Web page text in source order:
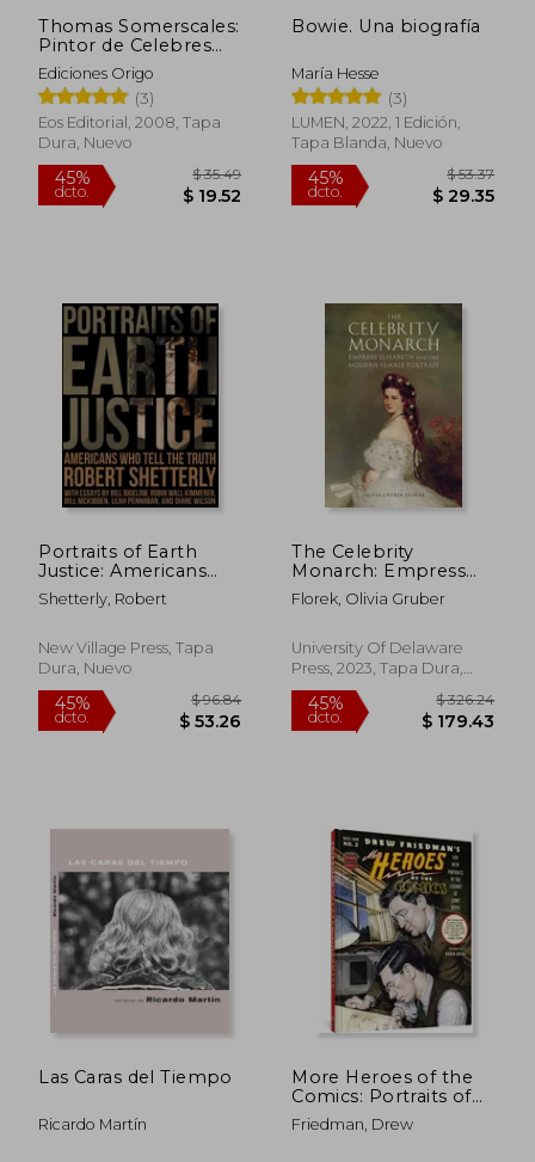
45%
dcto.
$ 52.43
$ 28.84
45%
dcto.
Thomas Somerscales:
Pintor de Celebres
Marinas y Serenos
Paisajes
Ediciones Origo
(3)
Eos Editorial, 2008, Tapa
Dura, Nuevo
45%
dcto.
$ 35.49
$ 19.52
Bowie. Una biografía
María Hesse
(3)
LUMEN, 2022, 1 Edición,
Tapa Blanda, Nuevo
45%
dcto.
Portraits of Earth
Justice: Americans
Who Tell the Truth
(en Inglés)
Shetterly, Robert
New Village Press, Tapa
Dura, Nuevo
The Celebrity
Monarch: Empress
Elisabeth and the
Modern Female
Florek, Olivia Gruber
University Of Delaware
Press, 2023, Tapa Dura,
Nuevo
Las Caras del Tiempo
Ricardo Martín
More Heroes of the
Comics: Portraits of
the Legends of
Comic Books (en
Friedman, Drew